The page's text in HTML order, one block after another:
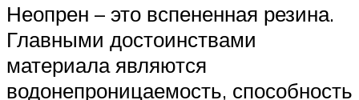
Неопрен – это вспененная резина.
Главными достоинствами
материала являются
водонепроницаемость, способность